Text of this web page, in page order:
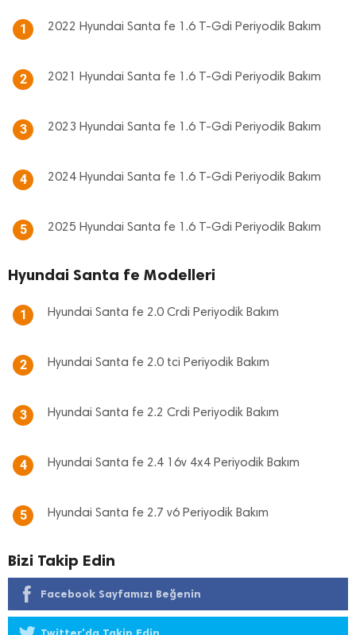
1 2022 Hyundai Santa fe 1.6 T-Gdi Periyodik Bakım
2 2021 Hyundai Santa fe 1.6 T-Gdi Periyodik Bakım
3 2023 Hyundai Santa fe 1.6 T-Gdi Periyodik Bakım
4 2024 Hyundai Santa fe 1.6 T-Gdi Periyodik Bakım
5 2025 Hyundai Santa fe 1.6 T-Gdi Periyodik Bakım
Hyundai Santa fe Modelleri
1 Hyundai Santa fe 2.0 Crdi Periyodik Bakım
2 Hyundai Santa fe 2.0 tci Periyodik Bakım
3 Hyundai Santa fe 2.2 Crdi Periyodik Bakım
4 Hyundai Santa fe 2.4 16v 4x4 Periyodik Bakım
5 Hyundai Santa fe 2.7 v6 Periyodik Bakım
Bizi Takip Edin
Facebook Sayfamızı Beğenin